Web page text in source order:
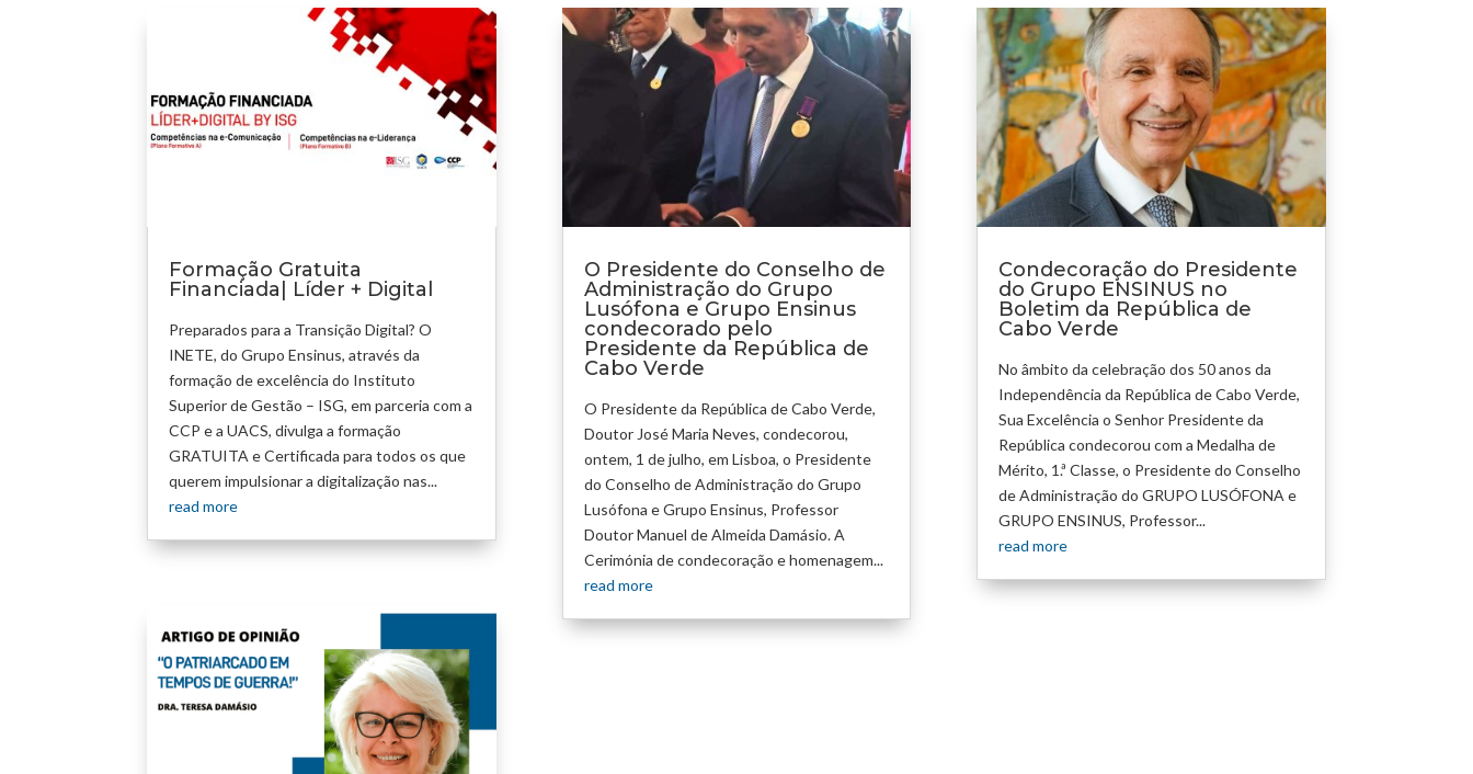
Formação Gratuita
Financiada| Líder + Digital
Preparados para a Transição Digital? O
INETE, do Grupo Ensinus, através da
formação de excelência do Instituto
Superior de Gestão – ISG, em parceria com a
CCP e a UACS, divulga a formação
GRATUITA e Certificada para todos os que
querem impulsionar a digitalização nas...
read more
O Presidente do Conselho de
Administração do Grupo
Lusófona e Grupo Ensinus
condecorado pelo
Presidente da República de
Cabo Verde
O Presidente da República de Cabo Verde,
Doutor José Maria Neves, condecorou,
ontem, 1 de julho, em Lisboa, o Presidente
do Conselho de Administração do Grupo
Lusófona e Grupo Ensinus, Professor
Doutor Manuel de Almeida Damásio. A
Cerimónia de condecoração e homenagem...
read more
Condecoração do Presidente
do Grupo ENSINUS no
Boletim da República de
Cabo Verde
No âmbito da celebração dos 50 anos da
Independência da República de Cabo Verde,
Sua Excelência o Senhor Presidente da
República condecorou com a Medalha de
Mérito, 1.ª Classe, o Presidente do Conselho
de Administração do GRUPO LUSÓFONA e
GRUPO ENSINUS, Professor...
read more